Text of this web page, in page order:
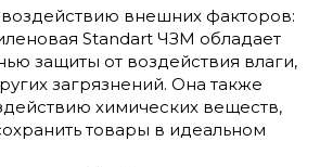
воздействию внешних факторов:
Standart ЧЗМ обладает
защиты от воздействия влаги,
загрязнений. Она также
химических веществ,
товары в идеальном